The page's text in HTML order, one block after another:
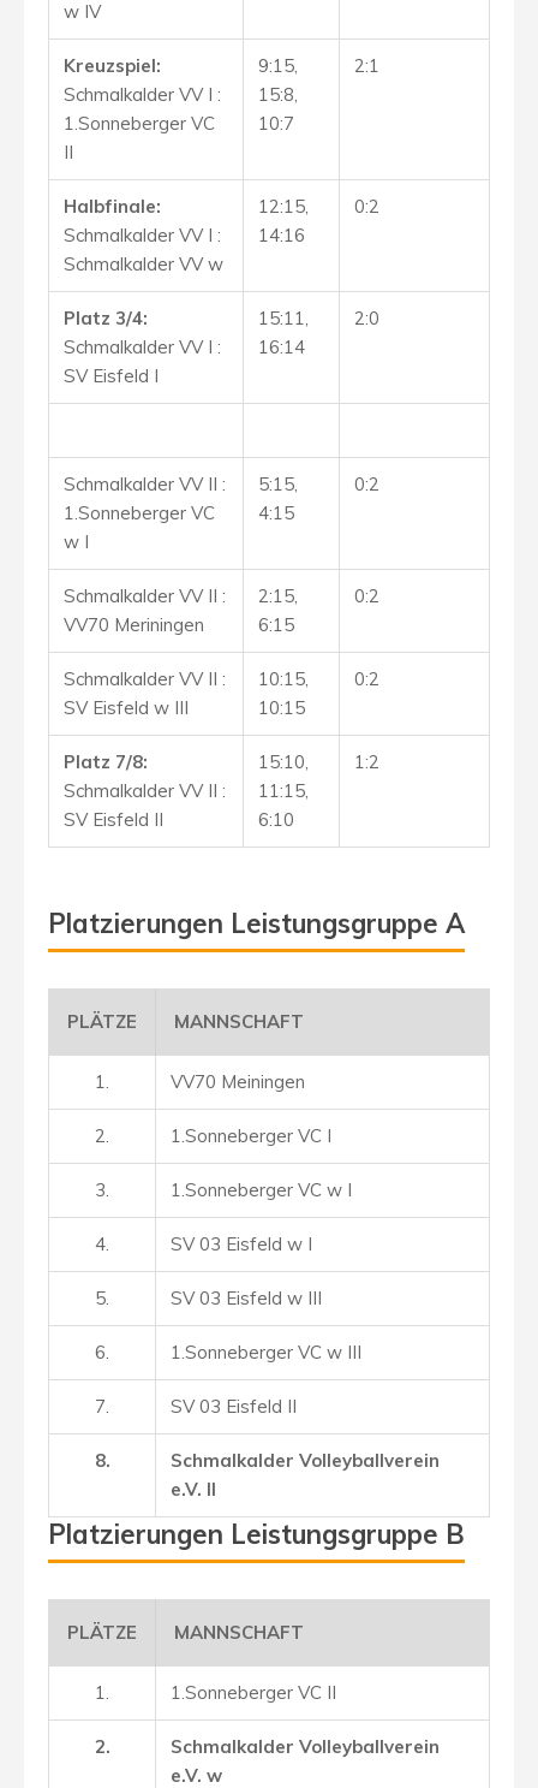
w IV
Kreuzspiel:
Schmalkalder VV I :
1.Sonneberger VC
II
9:15,
15:8,
10:7
2:1
Halbfinale:
Schmalkalder VV I :
Schmalkalder VV w
12:15,
14:16
0:2
Platz 3/4:
Schmalkalder VV I :
SV Eisfeld I
15:11,
16:14
2:0
Schmalkalder VV II :
1.Sonneberger VC
w I
5:15,
4:15
0:2
Schmalkalder VV II :
VV70 Meriningen
2:15,
6:15
0:2
Schmalkalder VV II :
SV Eisfeld w III
10:15,
10:15
0:2
Platz 7/8:
Schmalkalder VV II :
SV Eisfeld II
15:10,
11:15,
6:10
1:2
Platzierungen Leistungsgruppe A
PLÄTZE MANNSCHAFT
1. VV70 Meiningen
2. 1.Sonneberger VC I
3. 1.Sonneberger VC w I
4. SV 03 Eisfeld w I
5. SV 03 Eisfeld w III
6. 1.Sonneberger VC w III
7. SV 03 Eisfeld II
8.
Schmalkalder Volleyballverein
e.V. II
Platzierungen Leistungsgruppe B
PLÄTZE MANNSCHAFT
1. 1.Sonneberger VC II
2.
Schmalkalder Volleyballverein
e.V. w